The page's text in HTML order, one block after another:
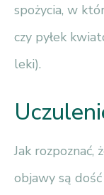
spożycia, w
czy pyłek
leki).
Jak rozpoznać,
objawy są